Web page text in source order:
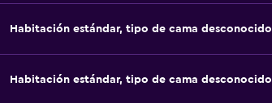
Habitación estándar, tipo de cama desconocido
Habitación estándar, tipo de cama desconocido